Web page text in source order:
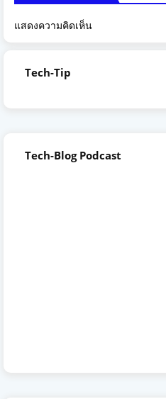
แสดงความคิดเห็น
Tech-Tip
Tech-Blog Podcast